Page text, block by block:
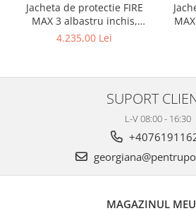
Jacheta de protectie FIRE
MAX 3 albastru inchis,
NOMEX® TOUGHT
4.235,00 Lei
SUPORT
L-V 08:00 - 16:30
MAGAZINUL MEU